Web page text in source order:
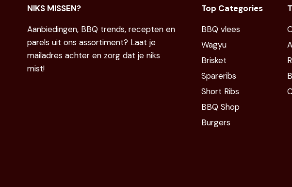
NIKS MISSEN?
Aanbiedingen, BBQ trends, recepten en
parels uit ons assortiment? Laat je
mailadres achter en zorg dat je niks
mist!
Top Categories
BBQ vlees
Wagyu
Brisket
Spareribs
Short Ribs
BBQ Shop
Burgers